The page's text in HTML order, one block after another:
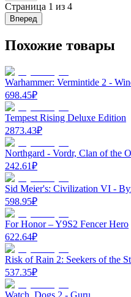
Страница 1 из 4
Вперед
Похожие товары
Warhammer: Vermintide 2 -
698.45₽
Tempest Rising Deluxe Edition
2873.43₽
Northgard - Vordr, Clan of the
242.61₽
Sid Meier's: Civilization VI -
598.95₽
For Honor – Y9S2 Fencer Hero
622.64₽
Risk of Rain 2: Seekers of the
537.35₽
Watch_Dogs 2 - Guru